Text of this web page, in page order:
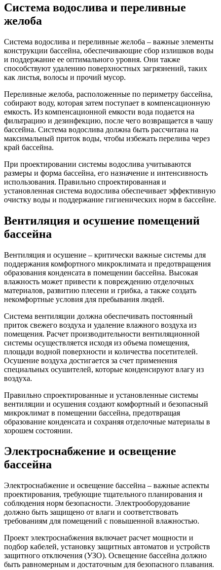
Система водослива и переливные
желоба
Система водослива и переливные желоба – важные элементы
конструкции бассейна, обеспечивающие сбор излишков воды
и поддержание ее оптимального уровня. Они также
способствуют удалению поверхностных загрязнений, таких
как листья, волосы и прочий мусор.
Переливные желоба, расположенные по периметру бассейна,
собирают воду, которая затем поступает в компенсационную
емкость. Из компенсационной емкости вода подается на
фильтрацию и дезинфекцию, после чего возвращается в чашу
бассейна. Система водослива должна быть рассчитана на
максимальный приток воды, чтобы избежать перелива через
край бассейна.
При проектировании системы водослива учитываются
размеры и форма бассейна, его назначение и интенсивность
использования. Правильно спроектированная и
установленная система водослива обеспечивает эффективную
очистку воды и поддержание гигиенических норм в бассейне.
Вентиляция и осушение помещений
бассейна
Вентиляция и осушение – критически важные системы для
поддержания комфортного микроклимата и предотвращения
образования конденсата в помещении бассейна. Высокая
влажность может привести к повреждению отделочных
материалов, развитию плесени и грибка, а также создать
некомфортные условия для пребывания людей.
Система вентиляции должна обеспечивать постоянный
приток свежего воздуха и удаление влажного воздуха из
помещения. Расчет производительности вентиляционной
системы осуществляется исходя из объема помещения,
площади водной поверхности и количества посетителей.
Осушение воздуха достигается за счет применения
специальных осушителей, которые конденсируют влагу из
воздуха.
Правильно спроектированные и установленные системы
вентиляции и осушения создают комфортный и безопасный
микроклимат в помещении бассейна, предотвращая
образование конденсата и сохраняя отделочные материалы в
хорошем состоянии.
Электроснабжение и освещение
бассейна
Электроснабжение и освещение бассейна – важные аспекты
проектирования, требующие тщательного планирования и
соблюдения норм безопасности. Электрооборудование
должно быть защищено от влаги и соответствовать
требованиям для помещений с повышенной влажностью.
Проект электроснабжения включает расчет мощности и
подбор кабелей, установку защитных автоматов и устройств
защитного отключения (УЗО). Освещение бассейна должно
быть равномерным и достаточным для безопасного плавания.